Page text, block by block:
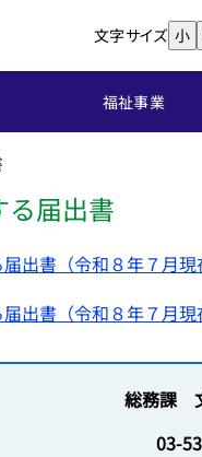
文字サイズ 小
福祉事業
る届出書
出書（令和８年７月
出書（令和８年７月
総務課
03-